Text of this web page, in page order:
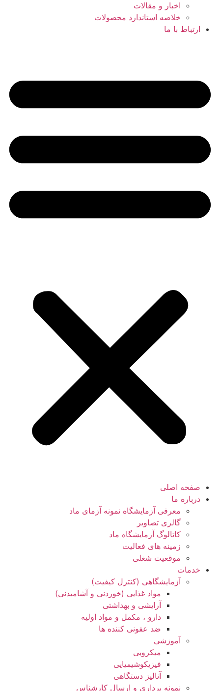
اخبار و مقالات
خلاصه استاندارد محصولات
ارتباط با ما
صفحه اصلی
درباره ما
معرفی آزمایشگاه نمونه آزمای ماد
گالری تصاویر
کاتالوگ آزمایشگاه ماد
زمینه های فعالیت
موقعیت شغلی
خدمات
آزمایشگاهی (کنترل کیفیت)
مواد غذایی (خوردنی و آشامیدنی)
آرایشی و بهداشتی
دارو ، مکمل و مواد اولیه
ضد عفونی کننده ها
آموزشی
میکروبی
فیزیکوشیمیایی
آنالیز دستگاهی
نمونه برداری و ارسال کارشناس